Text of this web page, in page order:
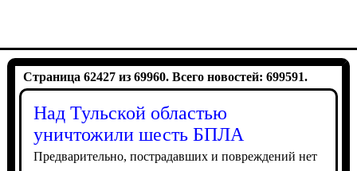
Страница 62427 из 69960. Всего новостей: 699591.
Над Тульской областью
уничтожили шесть БПЛА
Предварительно, пострадавших и повреждений нет